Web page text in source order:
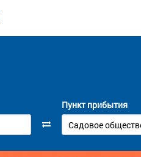
Пункт прибытия